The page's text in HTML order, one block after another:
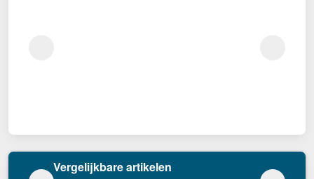
Vergelijkbare artikelen